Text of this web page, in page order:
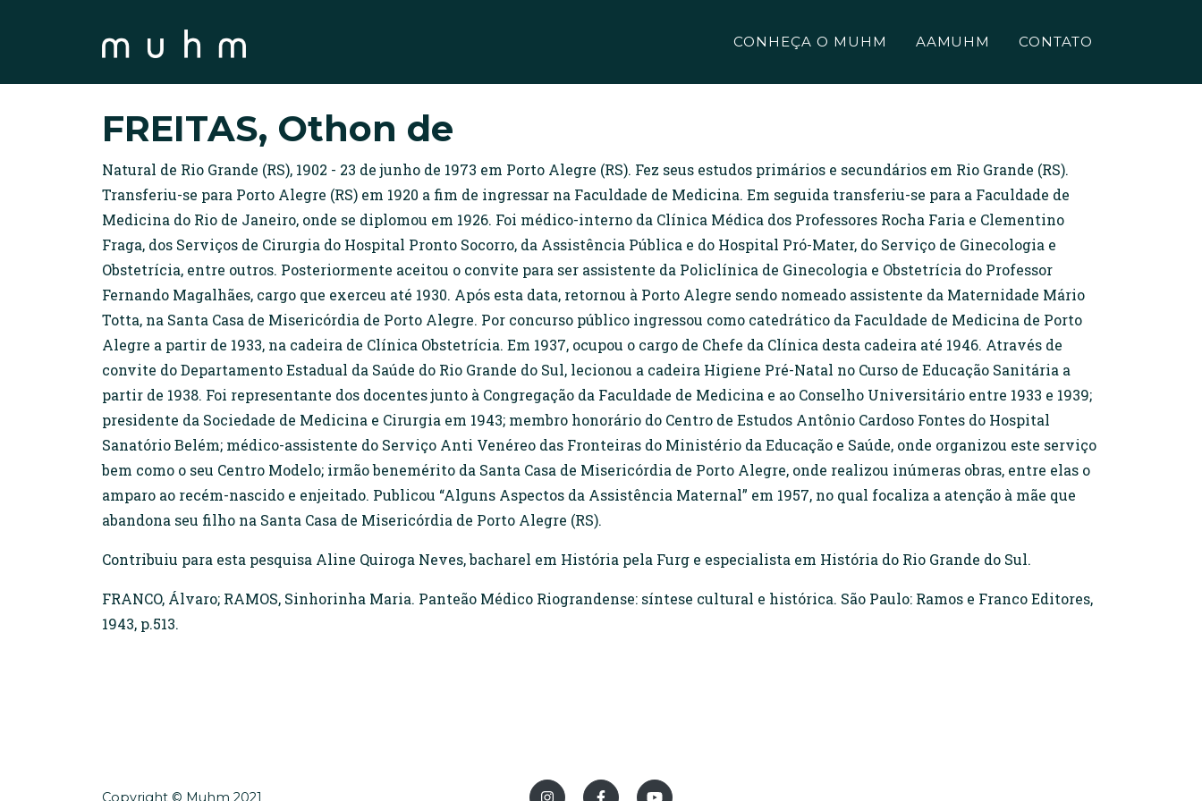
CONHEÇA O MUHM AAMUHM CONTATO
FREITAS, Othon de
Natural de Rio Grande (RS), 1902 - 23 de junho de 1973 em Porto Alegre (RS). Fez seus estudos primários e secundários em Rio Grande (RS).
Transferiu-se para Porto Alegre (RS) em 1920 a fim de ingressar na Faculdade de Medicina. Em seguida transferiu-se para a Faculdade de
Medicina do Rio de Janeiro, onde se diplomou em 1926. Foi médico-interno da Clínica Médica dos Professores Rocha Faria e Clementino
Fraga, dos Serviços de Cirurgia do Hospital Pronto Socorro, da Assistência Pública e do Hospital Pró-Mater, do Serviço de Ginecologia e
Obstetrícia, entre outros. Posteriormente aceitou o convite para ser assistente da Policlínica de Ginecologia e Obstetrícia do Professor
Fernando Magalhães, cargo que exerceu até 1930. Após esta data, retornou à Porto Alegre sendo nomeado assistente da Maternidade Mário
Totta, na Santa Casa de Misericórdia de Porto Alegre. Por concurso público ingressou como catedrático da Faculdade de Medicina de Porto
Alegre a partir de 1933, na cadeira de Clínica Obstetrícia. Em 1937, ocupou o cargo de Chefe da Clínica desta cadeira até 1946. Através de
convite do Departamento Estadual da Saúde do Rio Grande do Sul, lecionou a cadeira Higiene Pré-Natal no Curso de Educação Sanitária a
partir de 1938. Foi representante dos docentes junto à Congregação da Faculdade de Medicina e ao Conselho Universitário entre 1933 e 1939;
presidente da Sociedade de Medicina e Cirurgia em 1943; membro honorário do Centro de Estudos Antônio Cardoso Fontes do Hospital
Sanatório Belém; médico-assistente do Serviço Anti Venéreo das Fronteiras do Ministério da Educação e Saúde, onde organizou este serviço
bem como o seu Centro Modelo; irmão benemérito da Santa Casa de Misericórdia de Porto Alegre, onde realizou inúmeras obras, entre elas o
amparo ao recém-nascido e enjeitado. Publicou “Alguns Aspectos da Assistência Maternal” em 1957, no qual focaliza a atenção à mãe que
abandona seu filho na Santa Casa de Misericórdia de Porto Alegre (RS).
Contribuiu para esta pesquisa Aline Quiroga Neves, bacharel em História pela Furg e especialista em História do Rio Grande do Sul.
FRANCO, Álvaro; RAMOS, Sinhorinha Maria. Panteão Médico Riograndense: síntese cultural e histórica. São Paulo: Ramos e Franco Editores,
1943, p.513.
Copyright © Muhm 2021